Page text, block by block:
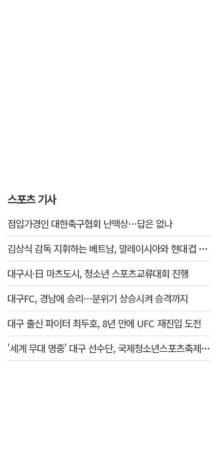
스포츠 기사
점입가경인 대한축구협회 난맥상…답은 없나
김상식 감독 지휘하는 베트남, 말레이시아와 현대컵 4강 격돌
대구시·日 마츠도시, 청소년 스포츠교류대회 진행
대구FC, 경남에 승리…분위기 상승시켜 승격까지
대구 출신 파이터 최두호, 8년 만에 UFC 재진입 도전
'세계 무대 명중' 대구 선수단, 국제청소년스포츠축제 금1·동4개